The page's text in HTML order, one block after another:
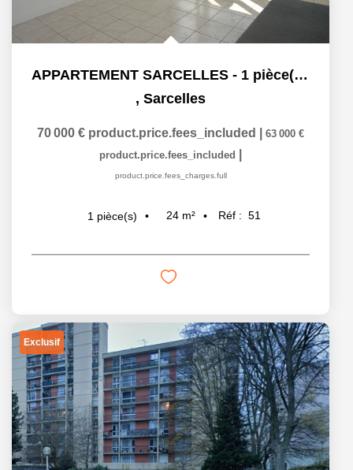
APPARTEMENT SARCELLES - 1 pièce(s) - 25 m2
, Sarcelles
70 000 € product.price.fees_included
63 000 €
product.price.fees_included
product.price.fees_charges.full
1 pièce(s) 24 m² Réf : 51
Exclusif